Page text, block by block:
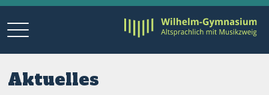
Aktuelles